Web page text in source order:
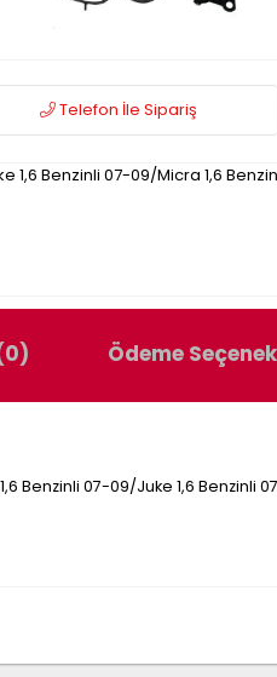
Telefon İle Sipariş
1,6 Benzinli 07-09/Micra 1,6
Ödeme
Benzinli 07-09/Juke 1,6 Benzinli